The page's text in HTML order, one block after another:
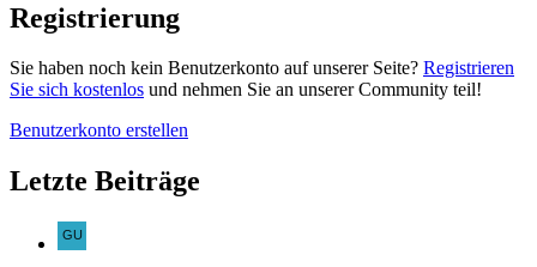
Registrierung
Sie haben noch kein Benutzerkonto auf unserer Seite? Registrieren
Sie sich kostenlos und nehmen Sie an unserer Community teil!
Benutzerkonto erstellen
Letzte Beiträge